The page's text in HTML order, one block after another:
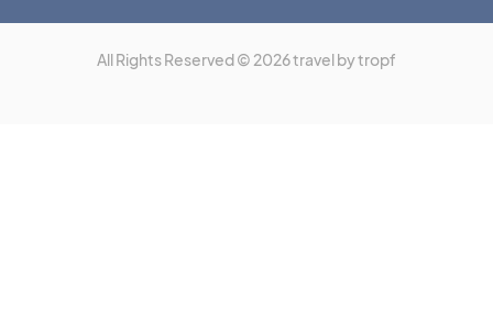
All Rights Reserved © 2026 travel by tropf